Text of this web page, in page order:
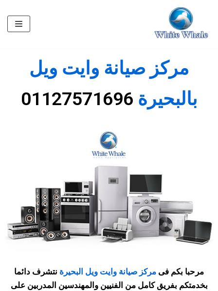
تخطى
المحتوى
مركز صيانة وايت ويل
بالبحيرة
مرحبا بكم فى مركز صيانة وايت ويل البحيرة نتشرف دائما
بخدمتكم بفريق كامل من الفنيين والمهندسين المدربين على